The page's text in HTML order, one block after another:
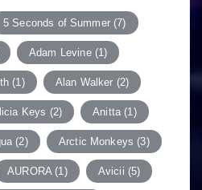
5 Seconds of Summer(7)
Adam Levine(1)
(1) Alan Walker (2)
Keys (2) Anitta (1)
(2) Arctic Monkeys (3)
AURORA(1) Avicii (5)